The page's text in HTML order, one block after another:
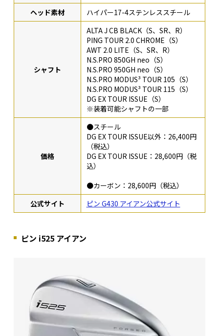
ヘッド素材
ハイパー17-4ステンレススチール
シャフト
ALTA J CB BLACK（S、SR、R）
PING TOUR 2.0 CHROME（S）
AWT 2.0 LITE（S、SR、R）
N.S.PRO 850GH neo（S）
N.S.PRO 950GH neo（S）
N.S.PRO MODUS³ TOUR 105（S）
N.S.PRO MODUS³ TOUR 115（S）
DG EX TOUR ISSUE（S）
※装着可能シャフトの一部
価格
●スチール
DG EX TOUR ISSUE以外：26,400円
（税込）
DG EX TOUR ISSUE：28,600円（税
込）
●カーボン：28,600円（税込）
公式サイト
ピン G430 アイアン公式サイト
ピン i525 アイアン